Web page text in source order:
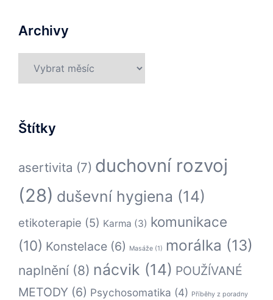
Archivy
Štítky
asertivita (7) duchovní rozvoj
(28) duševní hygiena (14)
etikoterapie (5) Karma (3) komunikace
(10) Konstelace (6) Masáže (1) morálka (13)
naplnění(8) nácvik (14) POUŽÍVANÉ
METODY (6) Psychosomatika (4) Příběhy z poradny